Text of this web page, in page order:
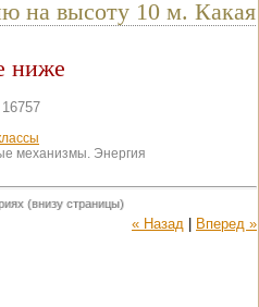
на высоту 10 м. Какая
ниже
механизмы. Энергия
(внизу страницы)
« Назад
Вперед »